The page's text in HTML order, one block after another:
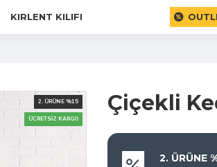
KIRLENT KILIFI
ÜCRETSIZ KARGO
2. ÜRÜNE %15 Çiçekli
2. ÜRÜNE